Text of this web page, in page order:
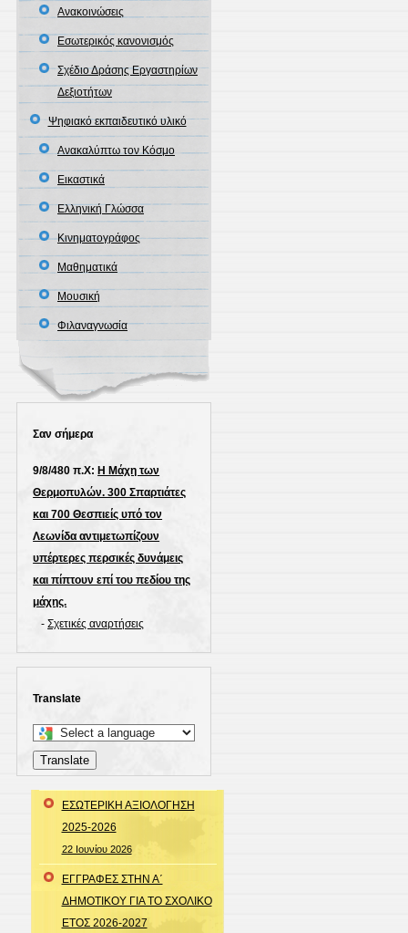
Ανακοινώσεις
Εσωτερικός κανονισμός
Σχέδιο Δράσης Εργαστηρίων
Δεξιοτήτων
Ψηφιακό εκπαιδευτικό υλικό
Ανακαλύπτω τον Κόσμο
Εικαστικά
Ελληνική Γλώσσα
Κινηματογράφος
Μαθηματικά
Μουσική
Φιλαναγνωσία
Σαν σήμερα
9/8/480 π.Χ: Η Μάχη των
Θερμοπυλών. 300 Σπαρτιάτες
και 700 Θεσπιείς υπό τον
Λεωνίδα αντιμετωπίζουν
υπέρτερες περσικές δυνάμεις
και πίπτουν επί του πεδίου της
μάχης.
-Σχετικές αναρτήσεις
Translate
Select
a
language
translate
page
Translate
ΕΣΩΤΕΡΙΚΗ ΑΞΙΟΛΟΓΗΣΗ
2025-2026
22 Ιουνίου 2026
ΕΓΓΡΑΦΕΣ ΣΤΗΝ Α΄
ΔΗΜΟΤΙΚΟΥ ΓΙΑ ΤΟ ΣΧΟΛΙΚΟ
ΕΤΟΣ 2026-2027